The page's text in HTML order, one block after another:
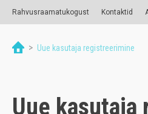
Rahvusraamatukogust Kontaktid
> Uue kasutaja registreerimine
Uue